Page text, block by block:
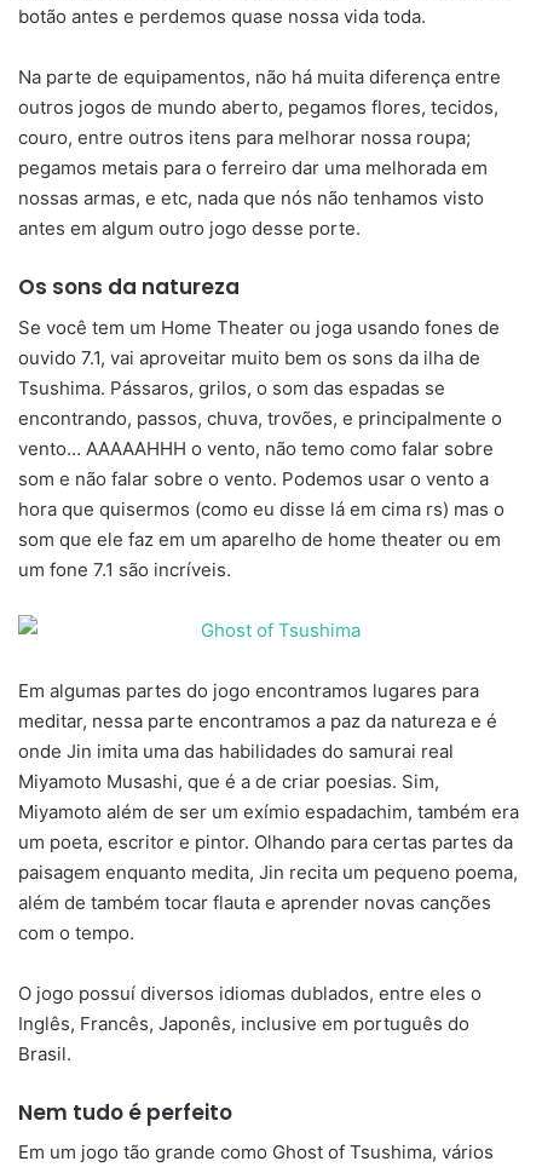
botão antes e perdemos quase nossa vida toda.
Na parte de equipamentos, não há muita diferença entre
outros jogos de mundo aberto, pegamos flores, tecidos,
couro, entre outros itens para melhorar nossa roupa;
pegamos metais para o ferreiro dar uma melhorada em
nossas armas, e etc, nada que nós não tenhamos visto
antes em algum outro jogo desse porte.
Os sons da natureza
Se você tem um Home Theater ou joga usando fones de
ouvido 7.1, vai aproveitar muito bem os sons da ilha de
Tsushima. Pássaros, grilos, o som das espadas se
encontrando, passos, chuva, trovões, e principalmente o
vento… AAAAAHHH o vento, não temo como falar sobre
som e não falar sobre o vento. Podemos usar o vento a
hora que quisermos (como eu disse lá em cima rs) mas o
som que ele faz em um aparelho de home theater ou em
um fone 7.1 são incríveis.
Em algumas partes do jogo encontramos lugares para
meditar, nessa parte encontramos a paz da natureza e é
onde Jin imita uma das habilidades do samurai real
Miyamoto Musashi, que é a de criar poesias. Sim,
Miyamoto além de ser um exímio espadachim, também era
um poeta, escritor e pintor. Olhando para certas partes da
paisagem enquanto medita, Jin recita um pequeno poema,
além de também tocar flauta e aprender novas canções
com o tempo.
O jogo possuí diversos idiomas dublados, entre eles o
Inglês, Francês, Japonês, inclusive em português do
Brasil.
Nem tudo é perfeito
Em um jogo tão grande como Ghost of Tsushima, vários